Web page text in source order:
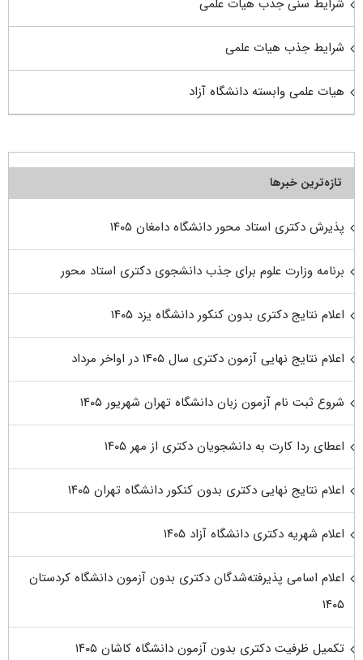
شرایط سنی جذب هیات علمی
شرایط جذب هیات علمی
هیات علمی وابسته دانشگاه آزاد
تازه‌ترین خبرها
پذیرش دکتری استاد محور دانشگاه دامغان ۱۴۰۵
برنامه وزارت علوم برای جذب دانشجوی دکتری استاد محور
اعلام نتایج دکتری بدون کنکور دانشگاه یزد ۱۴۰۵
اعلام نتایج نهایی آزمون دکتری سال ۱۴۰۵ در اواخر مرداد
شروع ثبت نام آزمون زبان دانشگاه تهران شهریور ۱۴۰۵
اعطای ردا کارت به دانشجویان دکتری از مهر ۱۴۰۵
اعلام نتایج نهایی دکتری بدون کنکور دانشگاه تهران ۱۴۰۵
اعلام شهریه دکتری دانشگاه آزاد ۱۴۰۵
اعلام اسامی پذیرفته‌شدگان دکتری بدون آزمون دانشگاه کردستان
۱۴۰۵
تکمیل ظرفیت دکتری بدون آزمون دانشگاه کاشان ۱۴۰۵